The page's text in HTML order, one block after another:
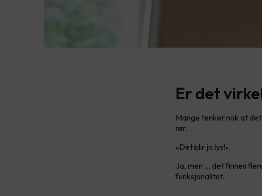
Er det
Mange tenker nok at
rør.
«Det blir jo lys!».
Ja, men ... det finnes
funksjonalitet.